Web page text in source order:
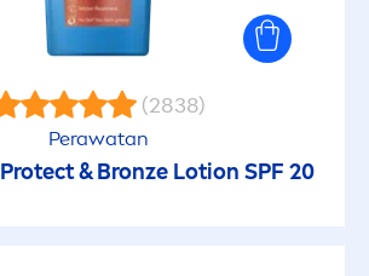
(2838)
Perawatan
Protect&Bronze Lotion SPF 20